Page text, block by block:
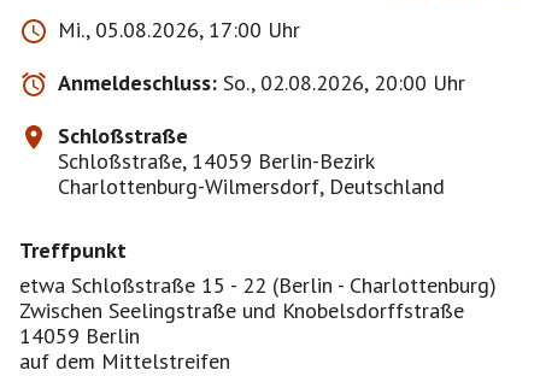
17.00 Uhr Boule / ab ca. 18.30 Uhr
Restaurant Trattoria Toscana
Schloßstraße 45, 14059 Berlin
Wer nicht mit ins Restaurant möchte, unbedingt bei
mir bis 1 Tag vorher absagen !!!
Bringt euch bitte eventuell was zu trinken und ein
Bei Regenwetter oder extremer Hitze sage ich das
Event ab bzw. verschiebe es , also bitte nochmal am
Tag des Events (ab ca.15.00 Uhr) rein schauen.
Mi., 05.08.2026, 17:00 Uhr
Anmeldeschluss: So., 02.08.2026, 20:00 Uhr
Schloßstraße
Schloßstraße, 14059 Berlin-Bezirk
Charlottenburg-Wilmersdorf, Deutschland
Treffpunkt
etwa Schloßstraße 15 - 22 (Berlin - Charlottenburg)
Zwischen Seelingstraße und Knobelsdorffstraße
14059 Berlin
auf dem Mittelstreifen